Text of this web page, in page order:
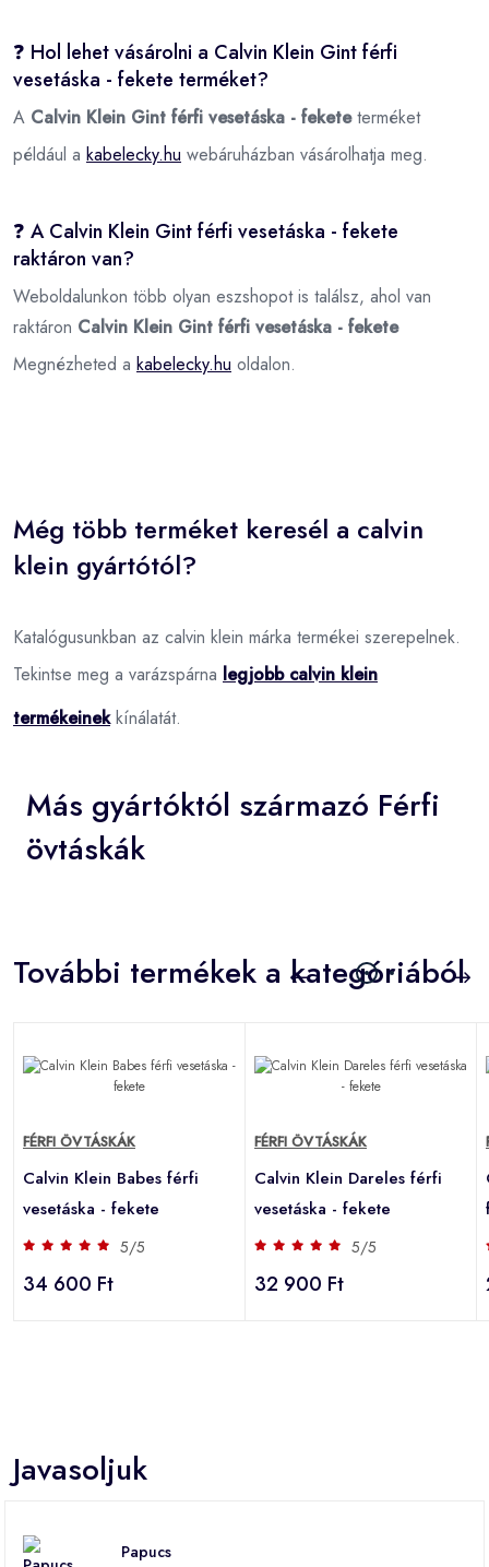
❓ Hol lehet vásárolni a Calvin Klein Gint férfi
vesetáska - fekete terméket?
A Calvin Klein Gint férfi vesetáska - feketeterméket
például a kabelecky.hu webáruházban vásárolhatja meg.
❓ A Calvin Klein Gint férfi vesetáska - fekete
raktáron van?
Weboldalunkon több olyan eszshopot is találsz, ahol van
raktáron Calvin Klein Gint férfi vesetáska - fekete
Megnézheted a kabelecky.hu oldalon.
Még több terméket keresél a calvin
klein gyártótól?
Katalógusunkban az calvin klein márka termékei szerepelnek.
Tekintse meg a varázspárna legjobb calvin klein
termékeinekkínálatát.
Más gyártóktól származó Férfi
övtáskák
További termékek a kategóriából
FÉRFI ÖVTÁSKÁK
Calvin Klein Babes férfi
vesetáska - fekete
5/5
34 600 Ft
FÉRFI ÖVTÁSKÁK
Calvin Klein Dareles férfi
vesetáska - fekete
5/5
32 900 Ft
Javasoljuk
Papucs